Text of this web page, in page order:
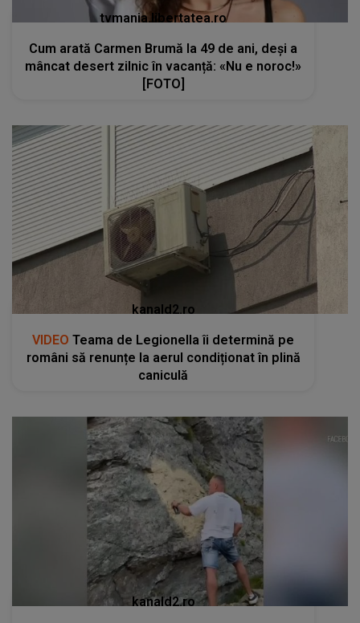
tvmania.libertatea.ro
Cum arată Carmen Brumă la 49 de ani, deși a
mâncat desert zilnic în vacanță: «Nu e noroc!»
[FOTO]
kanald2.ro
VIDEO Teama de Legionella îi determină pe
români să renunțe la aerul condiționat în plină
caniculă
kanald2.ro